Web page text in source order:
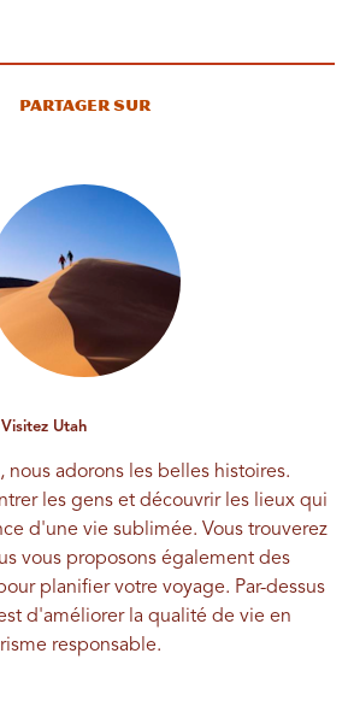
Partager sur
Utah
nous adorons les belles histoires.
les gens et découvrir les lieux qui
d'une vie sublimée. Vous trouverez
vous proposons également des
planifier votre voyage. Par-dessus
d'améliorer la qualité de vie en
responsable.